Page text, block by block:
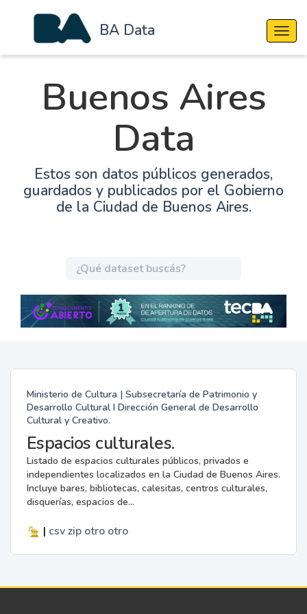
BA Data
Buenos Aires
Data
Estos son datos públicos generados,
guardados y publicados por el Gobierno
de la Ciudad de Buenos Aires.
Ministerio de Cultura | Subsecretaría de Patrimonio y
Desarrollo Cultural I Dirección General de Desarrollo
Cultural y Creativo.
Espacios culturales.
Listado de espacios culturales públicos, privados e
independientes localizados en la Ciudad de Buenos Aires.
Incluye bares, bibliotecas, calesitas, centros culturales,
disquerías, espacios de...
| csv zip otro otro